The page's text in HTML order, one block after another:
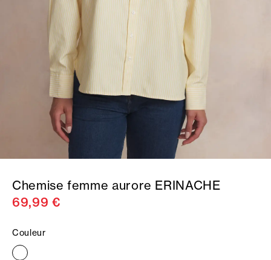
Chemise femme aurore ERINACHE
69,99 €
Couleur